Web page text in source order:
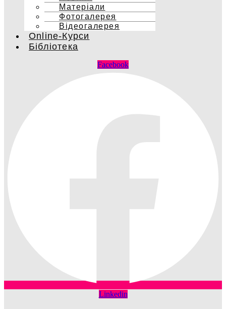
Матеріали
Фотогалерея
Відеогалерея
Online-Курси
Бібліотека
Facebook
Linkedin